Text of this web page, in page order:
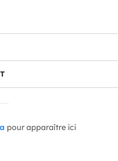
pour apparaître ici